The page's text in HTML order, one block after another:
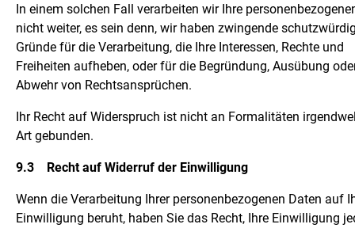
In einem solchen Fall verarbeiten wir Ihre
nicht weiter, es sein denn, wir haben zwingende
Gründe für die Verarbeitung, die Ihre Interessen, Rechte und
Freiheiten aufheben, oder für die Begründung, Ausübung
Abwehr von Rechtsansprüchen.
Ihr Recht auf Widerspruch ist nicht an Formalitäten
Art gebunden.
9.3 Recht auf Widerruf der Einwilligung
Wenn die Verarbeitung Ihrer personenbezogenen Daten auf
Einwilligung beruht, haben Sie das Recht, Ihre Einwilligung